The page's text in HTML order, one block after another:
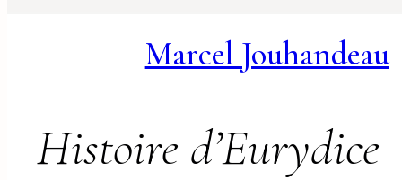
Marcel Jouhandeau
Histoire d’Eurydice